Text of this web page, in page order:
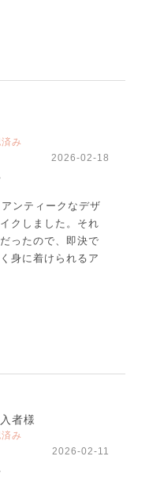
み
2026-02-18
ンティークなデザ
クしました。それ
ったので、即決で
身に着けられるア
者様
み
2026-02-11